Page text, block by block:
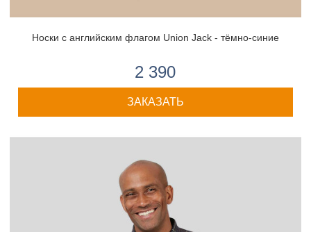
Носки с английским флагом Union Jack - тёмно-синие
2 390
ЗАКАЗАТЬ